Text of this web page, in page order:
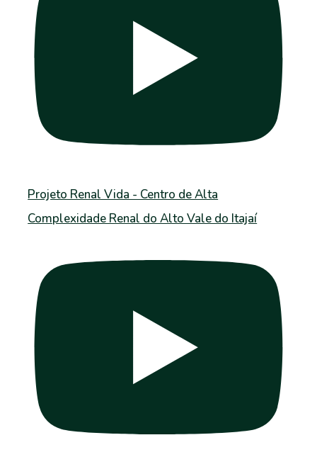
Projeto Renal Vida - Centro de Alta
Complexidade Renal do Alto Vale do Itajaí